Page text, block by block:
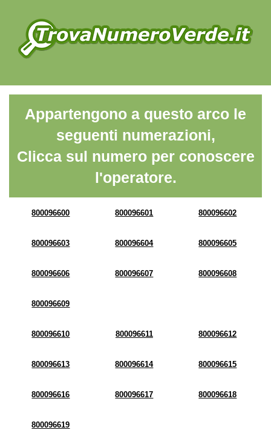
Appartengono a questo arco le
seguenti numerazioni,
Clicca sul numero per conoscere
l'operatore.
800096600 800096601 800096602
800096603 800096604 800096605
800096606 800096607 800096608
800096609
800096610 800096611 800096612
800096613 800096614 800096615
800096616 800096617 800096618
800096619